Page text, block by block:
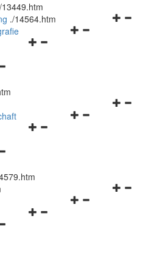
/13449.htm
Navigationsmenü
./14564.htm
Navigationsmenü
Navigationsmenü
Navigationsmenü
Navigationsmenü
Navigationsmenü